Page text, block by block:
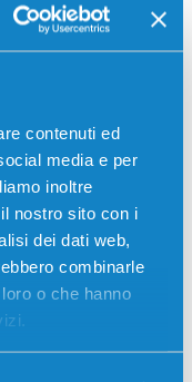
contenuti ed
media e per
inoltre
nostro sito con i
dei dati web,
combinarle
o che hanno